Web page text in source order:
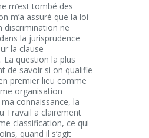
m’est tombé des
m’a assuré que la loi
discrimination ne
la jurisprudence
la clause
La question la plus
de savoir si on qualifie
premier lieu comme
organisation
connaissance, la
Travail a clairement
classification, ce qui
quand il s’agit